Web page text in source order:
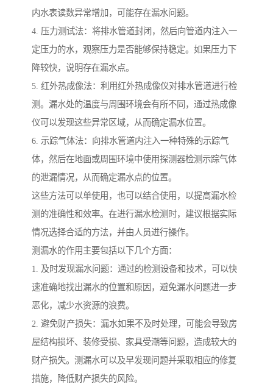
内水表读数异常增加，可能存在漏水问题。
4. 压力测试法：将排水管道封闭，然后向管道内注入一
定压力的水，观察压力是否能够保持稳定。如果压力下
降较快，说明存在漏水点。
5. 红外热成像法：利用红外热成像仪对排水管道进行检
测。漏水处的温度与周围环境会有所不同，通过热成像
仪可以发现这些异常区域，从而确定漏水位置。
6. 示踪气体法：向排水管道内注入一种特殊的示踪气
体，然后在地面或周围环境中使用探测器检测示踪气体
的泄漏情况，从而确定漏水点的位置。
这些方法可以单使用，也可以结合使用，以提高漏水检
测的准确性和效率。在进行漏水检测时，建议根据实际
情况选择合适的方法，并由人员进行操作。
测漏水的作用主要包括以下几个方面：
1. 及时发现漏水问题：通过的检测设备和技术，可以快
速准确地找出漏水的位置和原因，避免漏水问题进一步
恶化，减少水资源的浪费。
2. 避免财产损失：漏水如果不及时处理，可能会导致房
屋结构损坏、装修受损、家具受潮等问题，造成较大的
财产损失。测漏水可以及早发现问题并采取相应的修复
措施，降低财产损失的风险。